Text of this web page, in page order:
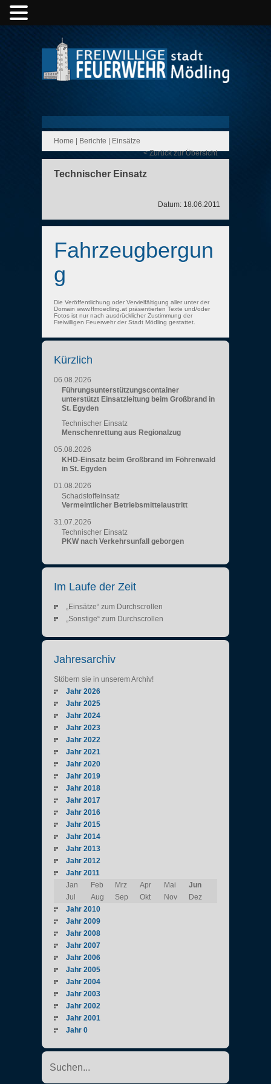
Home Berichte
Einsätze
< Zurück zur Übersicht
Technischer Einsatz
Datum: 18.06.2011
Fahrzeugbergun
g
Die Veröffentlichung oder Vervielfältigung aller unter der
Domain www.ffmoedling.at präsentierten Texte und/oder
Fotos ist nur nach ausdrücklicher Zustimmung der
Freiwilligen Feuerwehr der Stadt Mödling gestattet.
Kürzlich
06.08.2026
Führungsunterstützungscontainer
unterstützt Einsatzleitung beim Großbrand in
St. Egyden
Technischer Einsatz
Menschenrettung aus Regionalzug
05.08.2026
KHD-Einsatz beim Großbrand im Föhrenwald
in St. Egyden
01.08.2026
Schadstoffeinsatz
Vermeintlicher Betriebsmittelaustritt
31.07.2026
Technischer Einsatz
PKW nach Verkehrsunfall geborgen
Im Laufe der Zeit
„Einsätze“ zum Durchscrollen
„Sonstige“ zum Durchscrollen
Jahresarchiv
Stöbern sie in unserem Archiv!
Jahr 2026
Jahr 2025
Jahr 2024
Jahr 2023
Jahr 2022
Jahr 2021
Jahr 2020
Jahr 2019
Jahr 2018
Jahr 2017
Jahr 2016
Jahr 2015
Jahr 2014
Jahr 2013
Jahr 2012
Jahr 2011
Jan
Feb Mrz Apr Mai
Jun
Jul
Aug Sep Okt Nov
Dez
Jahr 2010
Jahr 2009
Jahr 2008
Jahr 2007
Jahr 2006
Jahr 2005
Jahr 2004
Jahr 2003
Jahr 2002
Jahr 2001
Jahr 0